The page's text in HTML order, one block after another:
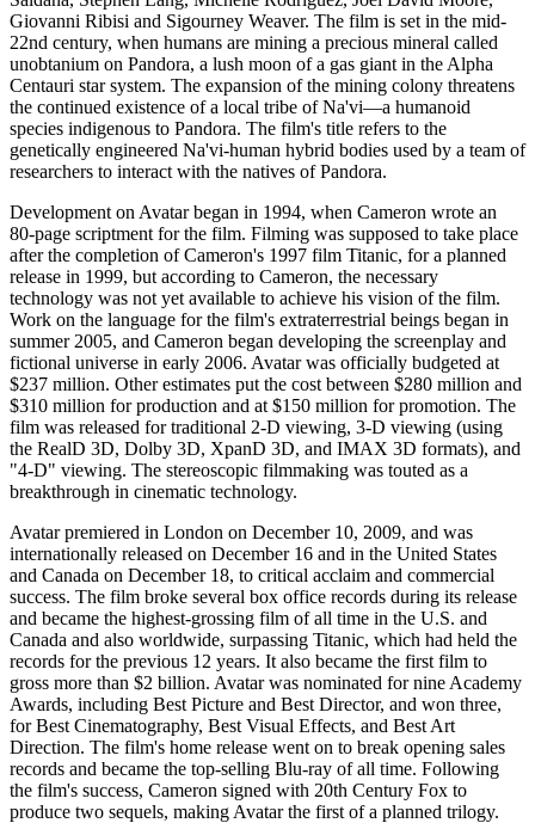
Giovanni Ribisi and Sigourney Weaver. The film is set in the mid-
22nd century, when humans are mining a precious mineral called
unobtanium on Pandora, a lush moon of a gas giant in the Alpha
Centauri star system. The expansion of the mining colony threatens
the continued existence of a local tribe of Na'vi—a humanoid
species indigenous to Pandora. The film's title refers to the
genetically engineered Na'vi-human hybrid bodies used by a team of
researchers to interact with the natives of Pandora.
Development on Avatar began in 1994, when Cameron wrote an
80-page scriptment for the film. Filming was supposed to take place
after the completion of Cameron's 1997 film Titanic, for a planned
release in 1999, but according to Cameron, the necessary
technology was not yet available to achieve his vision of the film.
Work on the language for the film's extraterrestrial beings began in
summer 2005, and Cameron began developing the screenplay and
fictional universe in early 2006. Avatar was officially budgeted at
$237 million. Other estimates put the cost between $280 million and
$310 million for production and at $150 million for promotion. The
film was released for traditional 2-D viewing, 3-D viewing (using
the RealD 3D, Dolby 3D, XpanD 3D, and IMAX 3D formats), and
"4-D" viewing. The stereoscopic filmmaking was touted as a
breakthrough in cinematic technology.
Avatar premiered in London on December 10, 2009, and was
internationally released on December 16 and in the United States
and Canada on December 18, to critical acclaim and commercial
success. The film broke several box office records during its release
and became the highest-grossing film of all time in the U.S. and
Canada and also worldwide, surpassing Titanic, which had held the
records for the previous 12 years. It also became the first film to
gross more than $2 billion. Avatar was nominated for nine Academy
Awards, including Best Picture and Best Director, and won three,
for Best Cinematography, Best Visual Effects, and Best Art
Direction. The film's home release went on to break opening sales
records and became the top-selling Blu-ray of all time. Following
the film's success, Cameron signed with 20th Century Fox to
produce two sequels, making Avatar the first of a planned trilogy.